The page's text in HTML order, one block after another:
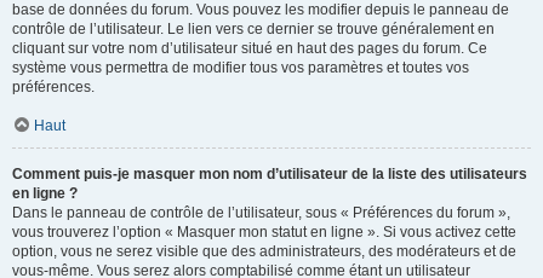
base de données du forum. Vous pouvez les modifier depuis le panneau de
contrôle de l’utilisateur. Le lien vers ce dernier se trouve généralement en
cliquant sur votre nom d’utilisateur situé en haut des pages du forum. Ce
système vous permettra de modifier tous vos paramètres et toutes vos
préférences.
Haut
Comment puis-je masquer mon nom d’utilisateur de la liste des utilisateurs
en ligne ?
Dans le panneau de contrôle de l’utilisateur, sous « Préférences du forum »,
vous trouverez l’option « Masquer mon statut en ligne ». Si vous activez cette
option, vous ne serez visible que des administrateurs, des modérateurs et de
vous-même. Vous serez alors comptabilisé comme étant un utilisateur